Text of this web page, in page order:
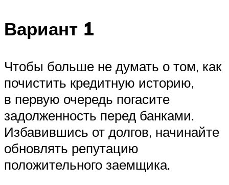
Вариант 1
Чтобы больше не думать о том, как
почистить кредитную историю,
в первую очередь погасите
задолженность перед банками.
Избавившись от долгов, начинайте
обновлять репутацию
положительного заемщика.